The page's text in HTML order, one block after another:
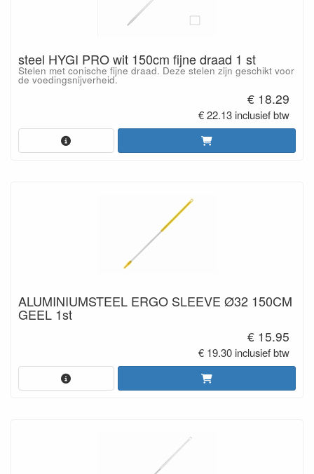
steel HYGI PRO wit 150cm fijne draad 1 st
Stelen met conische fijne draad. Deze stelen zijn geschikt voor
de voedingsnijverheid.
€ 18.29
€ 22.13 inclusief btw
ALUMINIUMSTEEL ERGO SLEEVE Ø32 150CM
GEEL 1st
€ 15.95
€ 19.30 inclusief btw